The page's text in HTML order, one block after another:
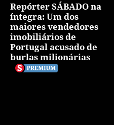
Repórter SÁBADO na
íntegra: Um dos
maiores vendedores
imobiliários de
Portugal acusado de
burlas milionárias